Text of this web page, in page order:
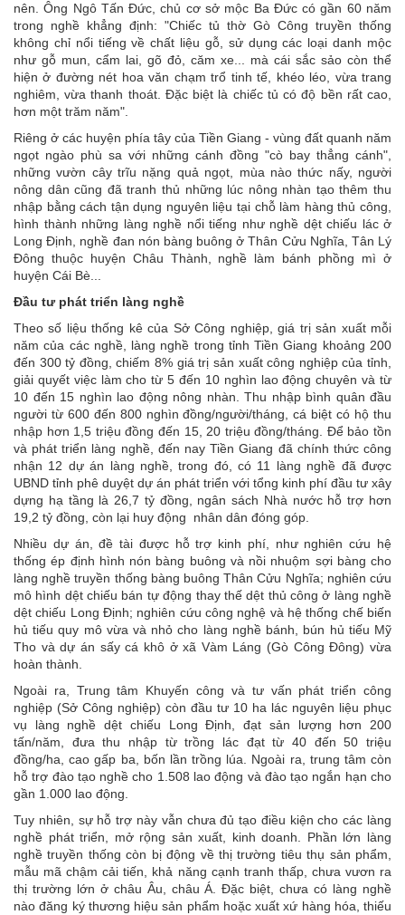
nên. Ông Ngô Tấn Ðức, chủ cơ sở mộc Ba Ðức có gần 60 năm
trong nghề khẳng định: "Chiếc tủ thờ Gò Công truyền thống
không chỉ nổi tiếng về chất liệu gỗ, sử dụng các loại danh mộc
như gỗ mun, cẩm lai, gõ đỏ, căm xe... mà cái sắc sảo còn thể
hiện ở đường nét hoa văn chạm trổ tinh tế, khéo léo, vừa trang
nghiêm, vừa thanh thoát. Ðặc biệt là chiếc tủ có độ bền rất cao,
hơn một trăm năm".
Riêng ở các huyện phía tây của Tiền Giang - vùng đất quanh năm
ngọt ngào phù sa với những cánh đồng "cò bay thẳng cánh",
những vườn cây trĩu nặng quả ngọt, mùa nào thức nấy, người
nông dân cũng đã tranh thủ những lúc nông nhàn tạo thêm thu
nhập bằng cách tận dụng nguyên liệu tại chỗ làm hàng thủ công,
hình thành những làng nghề nổi tiếng như nghề dệt chiếu lác ở
Long Ðịnh, nghề đan nón bàng buông ở Thân Cửu Nghĩa, Tân Lý
Ðông thuộc huyện Châu Thành, nghề làm bánh phồng mì ở
huyện Cái Bè...
Ðầu tư phát triển làng nghề
Theo số liệu thống kê của Sở Công nghiệp, giá trị sản xuất mỗi
năm của các nghề, làng nghề trong tỉnh Tiền Giang khoảng 200
đến 300 tỷ đồng, chiếm 8% giá trị sản xuất công nghiệp của tỉnh,
giải quyết việc làm cho từ 5 đến 10 nghìn lao động chuyên và từ
10 đến 15 nghìn lao động nông nhàn. Thu nhập bình quân đầu
người từ 600 đến 800 nghìn đồng/người/tháng, cá biệt có hộ thu
nhập hơn 1,5 triệu đồng đến 15, 20 triệu đồng/tháng. Ðể bảo tồn
và phát triển làng nghề, đến nay Tiền Giang đã chính thức công
nhận 12 dự án làng nghề, trong đó, có 11 làng nghề đã được
UBND tỉnh phê duyệt dự án phát triển với tổng kinh phí đầu tư xây
dựng hạ tầng là 26,7 tỷ đồng, ngân sách Nhà nước hỗ trợ hơn
19,2 tỷ đồng, còn lại huy động nhân dân đóng góp.
Nhiều dự án, đề tài được hỗ trợ kinh phí, như nghiên cứu hệ
thống ép định hình nón bàng buông và nồi nhuộm sợi bàng cho
làng nghề truyền thống bàng buông Thân Cửu Nghĩa; nghiên cứu
mô hình dệt chiếu bán tự động thay thế dệt thủ công ở làng nghề
dệt chiếu Long Ðịnh; nghiên cứu công nghệ và hệ thống chế biến
hủ tiếu quy mô vừa và nhỏ cho làng nghề bánh, bún hủ tiếu Mỹ
Tho và dự án sấy cá khô ở xã Vàm Láng (Gò Công Ðông) vừa
hoàn thành.
Ngoài ra, Trung tâm Khuyến công và tư vấn phát triển công
nghiệp (Sở Công nghiệp) còn đầu tư 10 ha lác nguyên liệu phục
vụ làng nghề dệt chiếu Long Ðịnh, đạt sản lượng hơn 200
tấn/năm, đưa thu nhập từ trồng lác đạt từ 40 đến 50 triệu
đồng/ha, cao gấp ba, bốn lần trồng lúa. Ngoài ra, trung tâm còn
hỗ trợ đào tạo nghề cho 1.508 lao động và đào tạo ngắn hạn cho
gần 1.000 lao động.
Tuy nhiên, sự hỗ trợ này vẫn chưa đủ tạo điều kiện cho các làng
nghề phát triển, mở rộng sản xuất, kinh doanh. Phần lớn làng
nghề truyền thống còn bị động về thị trường tiêu thụ sản phẩm,
mẫu mã chậm cải tiến, khả năng cạnh tranh thấp, chưa vươn ra
thị trường lớn ở châu Âu, châu Á. Ðặc biệt, chưa có làng nghề
nào đăng ký thương hiệu sản phẩm hoặc xuất xứ hàng hóa, thiếu